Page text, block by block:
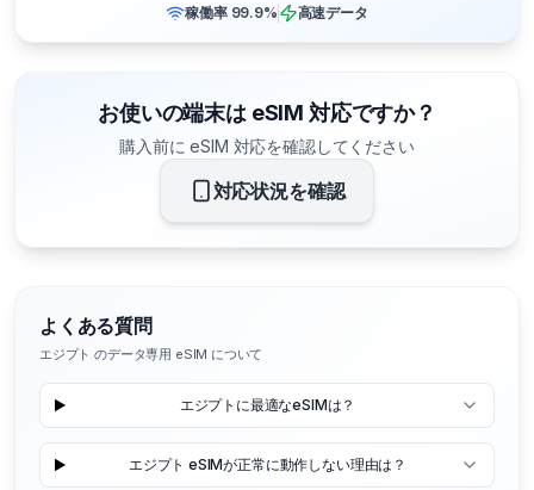
稼働率 99.9% 高速データ
お使いの端末は eSIM 対応ですか？
購入前に eSIM 対応を確認してください
対応状況を確認
よくある質問
エジプト のデータ専用 eSIM について
エジプトに最適なeSIMは？
エジプト eSIMが正常に動作しない理由は？